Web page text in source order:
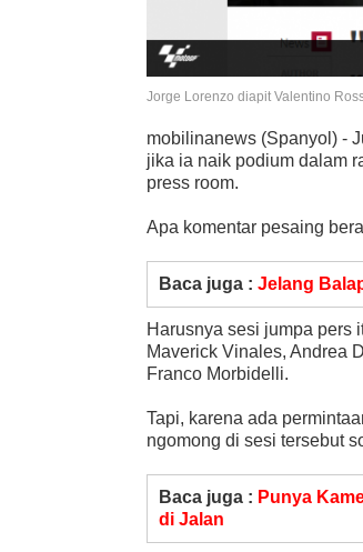
Jorge Lorenzo diapit Valentino
mobilinanews (Spanyol) -
jika ia naik podium dalam
press room.
Apa komentar pesaing
Baca juga : Jelang
Harusnya sesi jumpa pers
Maverick Vinales, Andrea
Franco Morbidelli.
Tapi, karena ada
ngomong di sesi tersebut
Baca juga : Punya
di Jalan